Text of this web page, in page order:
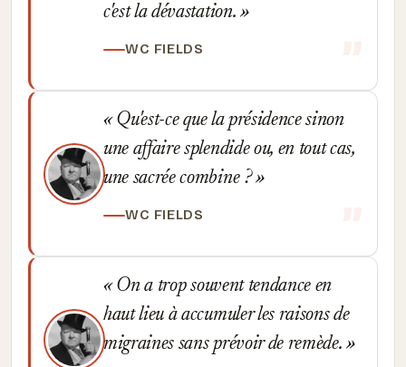
c'est la dévastation.
WC FIELDS
Qu'est-ce que la présidence sinon
une affaire splendide ou, en tout cas,
une sacrée combine ?
WC FIELDS
On a trop souvent tendance en
haut lieu à accumuler les raisons de
migraines sans prévoir de remède.